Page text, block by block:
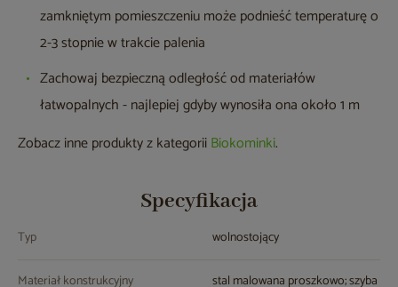
zamkniętym pomieszczeniu może podnieść temperaturę o
2-3 stopnie w trakcie palenia
Zachowaj bezpieczną odległość od materiałów
łatwopalnych - najlepiej gdyby wynosiła ona około 1 m
Zobacz inne produkty z kategoriiBiokominki.
Specyfikacja
Typ wolnostojący
Materiał konstrukcyjny stal malowana proszkowo; szyba